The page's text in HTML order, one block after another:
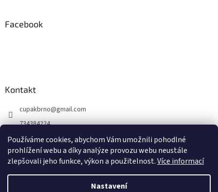
Používáme cookies, abychom Vám umožnili pohodlné
prohlížení webu a díky analýze provozu webu neustále
zlepšovali jeho funkce, výkon a použitelnost.Více informací
Nastavení
Facebook
Kontakt
cupakbrno@gmail.com
734384224
https://www.facebook.com/cupakbrno
https://www.instagram.com/cupakbrno/
Vytvořil Shoptet